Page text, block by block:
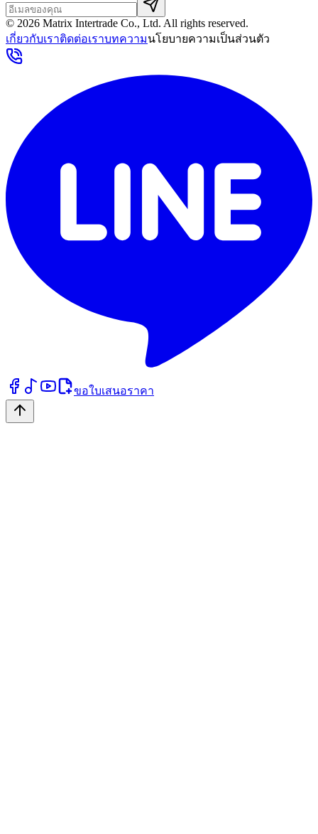
© 2026 Matrix Intertrade Co., Ltd. All rights reserved.
เกี่ยวกับเราติดต่อเราบทความนโยบายความเป็นส่วนตัว
ขอใบเสนอราคา